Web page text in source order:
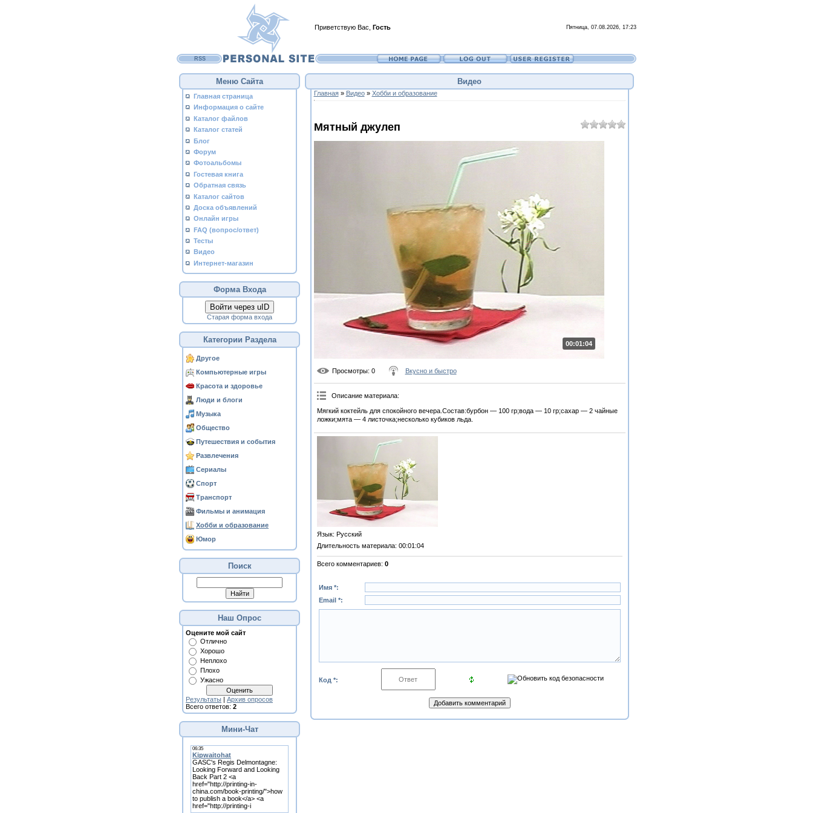
Приветствую Вас Гость Пятница, 07.08.2026, 17:23
RSS
Меню Сайта
Главная страница
Информация о сайте
Каталог файлов
Каталог статей
Блог
Форум
Фотоальбомы
Гостевая книга
Обратная связь
Каталог сайтов
Доска объявлений
Онлайн игры
FAQ (вопрос/ответ)
Тесты
Видео
Интернет-магазин
Форма Входа
Войти через uID
Старая форма входа
Категории Раздела
Другое
Компьютерные игры
Красота и здоровье
Люди и блоги
Музыка
Общество
Путешествия и события
Развлечения
Сериалы
Спорт
Транспорт
Фильмы и анимация
Хобби и образование
Юмор
Поиск
Наш Опрос
Оцените мой сайт
Отлично
Хорошо
Неплохо
Плохо
Ужасно
Результаты | Архив опросов
Всего ответов: 2
Мини-Чат
Видео
Главная» Видео» Хобби и образование
Мятный джулеп
00:01:04
Просмотры: 0 Вкусно и быстро
Описание материала:
Мягкий коктейль для спокойного вечера.Состав:бурбон — 100 гр;вода — 10 гр;сахар — 2 чайные
ложки;мята — 4 листочка;несколько кубиков льда.
Язык: Русский
Длительность материала: 00:01:04
Всего комментариев: 0
Имя *:
Email *:
Код *: